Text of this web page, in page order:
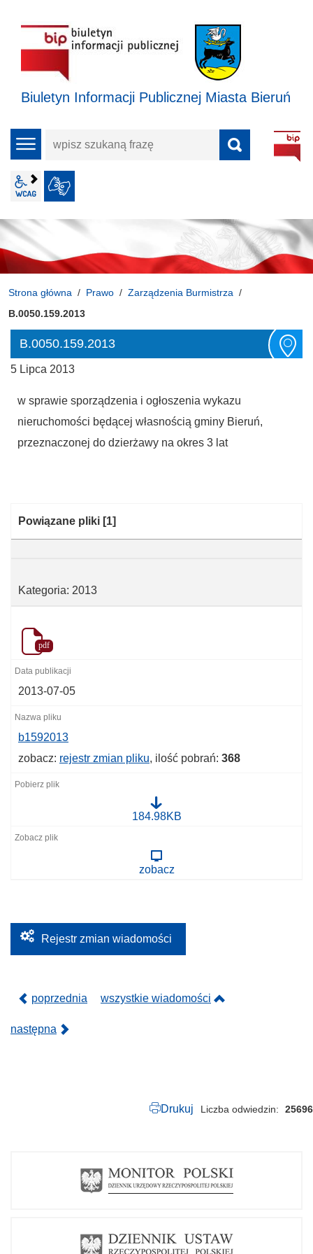
Biuletyn Informacji Publicznej Miasta Bieruń
menu
wpisz
frazę
wcag2.1
Strona główna Prawo
Zarządzenia Burmistrza
B.0050.159.2013
B.0050.159.2013
5 Lipca 2013
w sprawie sporządzenia i ogłoszenia wykazu
nieruchomości będącej własnością gminy Bieruń,
przeznaczonej do dzierżawy na okres 3 lat
Kategoria:
Powiązane pliki [1]
Kategoria: 2013
pdf
2013-07-05
b1592013
zobacz: rejestr zmian pliku, ilość pobrań: 368
5
184.98KB
zobacz
Rejestr zmian wiadomości
poprzednia wszystkie wiadomości
następna
Drukuj Liczba odwiedzin 25696